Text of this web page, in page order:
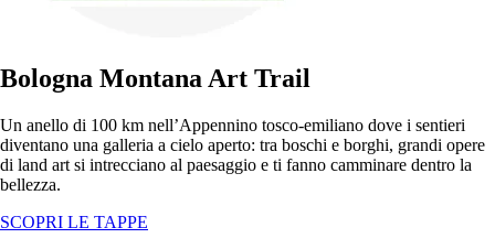
Bologna Montana Art Trail
Un anello di 100 km nell’Appennino tosco-emiliano dove i sentieri
diventano una galleria a cielo aperto: tra boschi e borghi, grandi opere
di land art si intrecciano al paesaggio e ti fanno camminare dentro la
bellezza.
SCOPRI LE TAPPE